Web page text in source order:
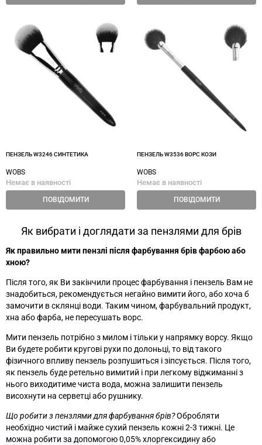
ПЕНЗЕЛЬ W3246 СИНТЕТИКА
WOBS
Немає в наявності
ПОВІДОМИТИ
ПЕНЗЕЛЬ W3536 ВОРС КОЗИ
WOBS
Немає в наявності
ПОВІДОМИТИ
Як вибрати і доглядати за пензлями для брів
Як правильно мити пензлі після фарбування брів фарбою або
хною?
Після того, як Ви закінчили процес фарбування і пензель Вам не
знадобиться, рекомендується негайно вимити його, або хоча б
замочити в склянці води. Таким чином, фарбувальний продукт,
хна або фарба, не пересушать ворс.
Мити пензель потрібно з милом і тільки у напрямку ворсу. Якщо
Ви будете робити кругові рухи по долоньці, то від такого
фізичного впливу пензель розпушиться і зіпсується. Після того,
як пензель буде ретельно вимитий і при легкому віджиманні з
нього виходитиме чиста вода, можна залишити пензель
висохнути на серветці або рушнику.
Що робити з пензлями для фарбування брів?Обробляти
необхідно чистий і майже сухий пензель кожні 2-3 тижні. Це
можна робити за допомогою 0,05% хлоргексидину або